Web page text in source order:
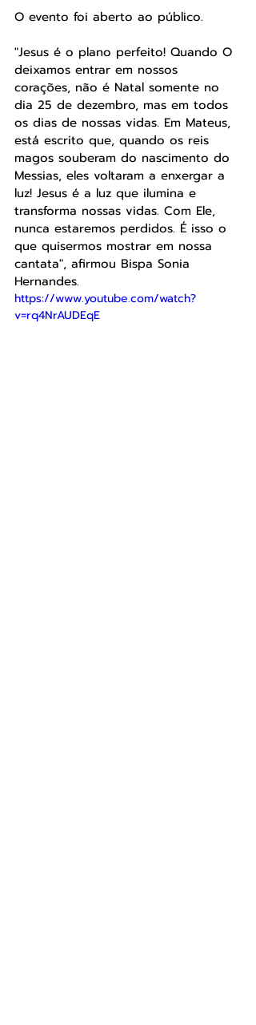
O evento foi aberto ao público.
"Jesus é o plano perfeito! Quando O
deixamos entrar em nossos
corações, não é Natal somente no
dia 25 de dezembro, mas em todos
os dias de nossas vidas. Em Mateus,
está escrito que, quando os reis
magos souberam do nascimento do
Messias, eles voltaram a enxergar a
luz! Jesus é a luz que ilumina e
transforma nossas vidas. Com Ele,
nunca estaremos perdidos. É isso o
que quisermos mostrar em nossa
cantata", afirmou Bispa Sonia
Hernandes.
https://www.youtube.com/watch?
v=rq4NrAUDEqE